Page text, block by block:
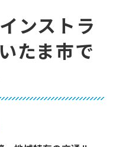
ンストラ
たま市で